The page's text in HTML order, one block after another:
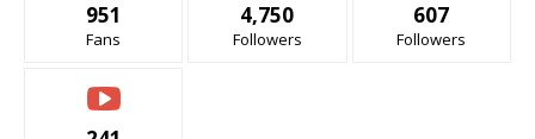
951
Fans
4,750
Followers
607
Followers